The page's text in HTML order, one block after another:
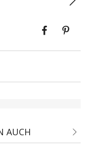
Teilen
AUCH